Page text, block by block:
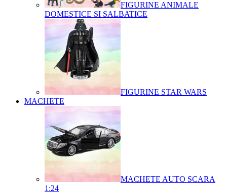
FIGURINE ANIMALE
DOMESTICE SI SALBATICE
FIGURINE STAR WARS
MACHETE
MACHETE AUTO SCARA
1:24